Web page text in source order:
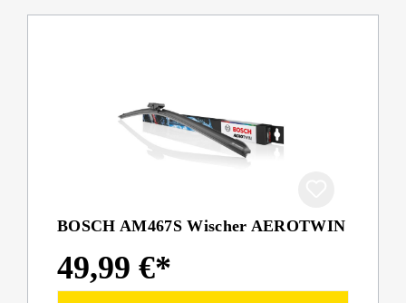
BOSCH AM467S Wischer AEROTWIN
49,99 €*